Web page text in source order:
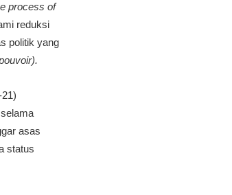
process of
reduksi
politik yang
asas
status